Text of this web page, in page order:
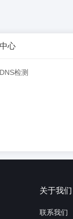
心
检测
关于我们
联系我们